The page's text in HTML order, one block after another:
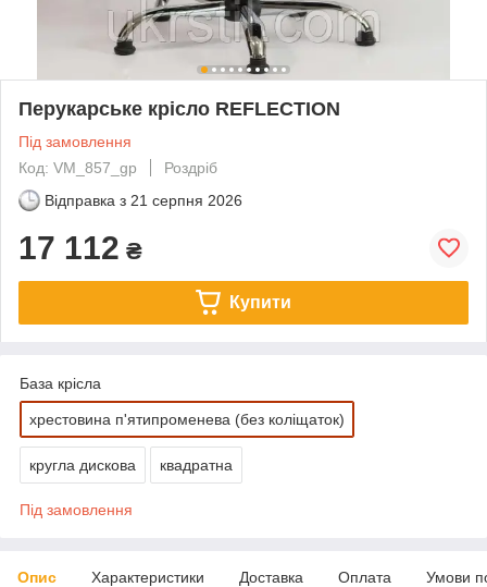
Перукарське крісло REFLECTION
Під замовлення
Код: VM_857_gp
Роздріб
Відправка з 21 серпня 2026
17 112 ₴
Купити
База крісла
хрестовина п'ятипроменева (без коліщаток)
кругла дискова квадратна
Під замовлення
Опис Характеристики Доставка Оплата Умови